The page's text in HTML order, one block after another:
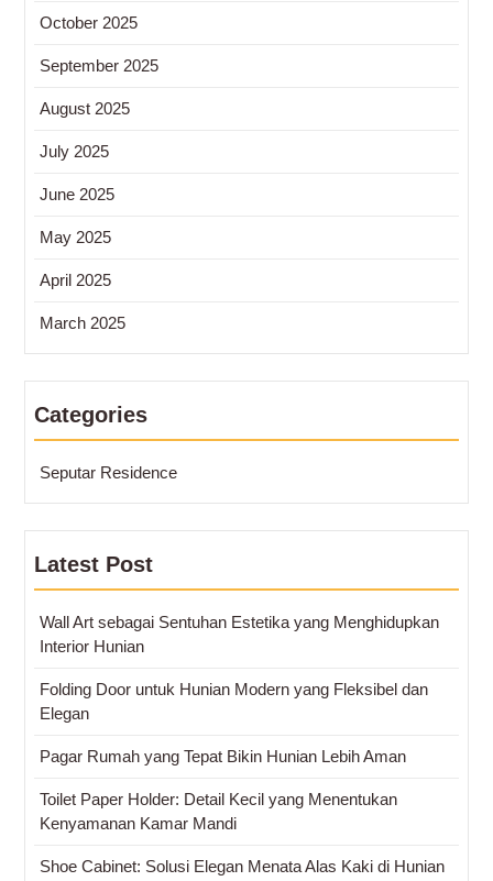
October 2025
September 2025
August 2025
July 2025
June 2025
May 2025
April 2025
March 2025
Categories
Seputar Residence
Latest Post
Wall Art sebagai Sentuhan Estetika yang Menghidupkan
Interior Hunian
Folding Door untuk Hunian Modern yang Fleksibel dan
Elegan
Pagar Rumah yang Tepat Bikin Hunian Lebih Aman
Toilet Paper Holder: Detail Kecil yang Menentukan
Kenyamanan Kamar Mandi
Shoe Cabinet: Solusi Elegan Menata Alas Kaki di Hunian